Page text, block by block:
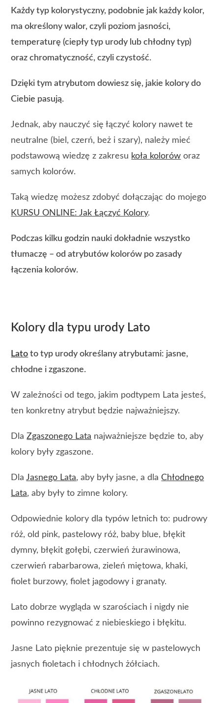
Każdy typ kolorystyczny, podobnie jak każdy kolor,
ma określony walor, czyli poziom jasności,
temperaturę (ciepły typ urody lub chłodny typ)
oraz chromatyczność, czyli czystość.
Dzięki tym atrybutom dowiesz się, jakie kolory do
Ciebie pasują.
Jednak, aby nauczyć się łączyć kolory nawet te
neutralne (biel, czerń, beż i szary), należy mieć
podstawową wiedzę z zakresu koła kolorów oraz
samych kolorów.
Taką wiedzę możesz zdobyć dołączając do mojego
KURSU ONLINE: Jak Łączyć Kolory.
Podczas kilku godzin nauki dokładnie wszystko
tłumaczę – od atrybutów kolorów po zasady
łączenia kolorów.
Kolory dla typu urody Lato
Lato to typ urody określany atrybutami: jasne,
chłodne i zgaszone.
W zależności od tego, jakim podtypem Lata jesteś,
ten konkretny atrybut będzie najważniejszy.
DlaZgaszonego Lata najważniejsze będzie to, aby
kolory były zgaszone.
DlaJasnego Lata, aby były jasne, a dlaChłodnego
Lata, aby były to zimne kolory.
Odpowiednie kolory dla typów letnich to: pudrowy
róż, old pink, pastelowy róż, baby blue, błękit
dymny, błękit gołębi, czerwień żurawinowa,
czerwień rabarbarowa, zieleń miętowa, khaki,
fiolet burzowy, fiolet jagodowy i granaty.
Lato dobrze wygląda w szarościach i nigdy nie
powinno rezygnować z niebieskiego i błękitu.
Jasne Lato pięknie prezentuje się w pastelowych
jasnych fioletach i chłodnych żółciach.